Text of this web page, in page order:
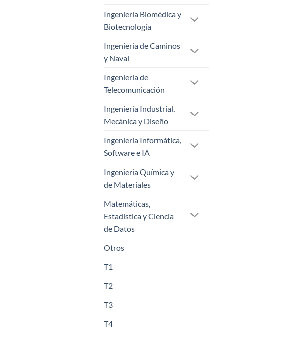
Ingeniería Biomédica y
Biotecnología
Ingeniería de Caminos
y Naval
Ingeniería de
Telecomunicación
Ingeniería Industrial,
Mecánica y Diseño
Ingeniería Informática,
Software e IA
Ingeniería Química y
de Materiales
Matemáticas,
Estadística y Ciencia
de Datos
Otros
T1
T2
T3
T4